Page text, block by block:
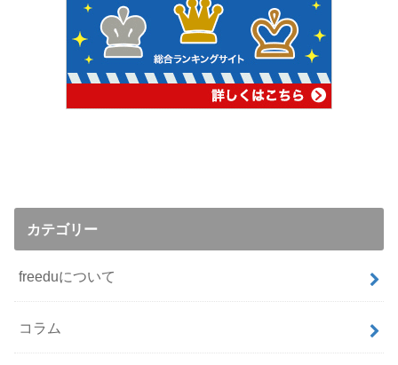
カテゴリー
freeduについて
コラム